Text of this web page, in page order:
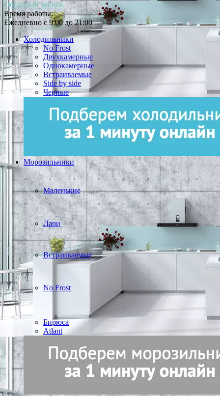
Обратный звонок
Время работы:
Ежедневно с 9:00 до 21:00
Холодильники
No Frost
Двухкамерные
Однокамерные
Встраиваемые
Side by side
Черные
Морозильники
Маленькие
Лари
Встраиваемые
No Frost
Бирюса
Atlant